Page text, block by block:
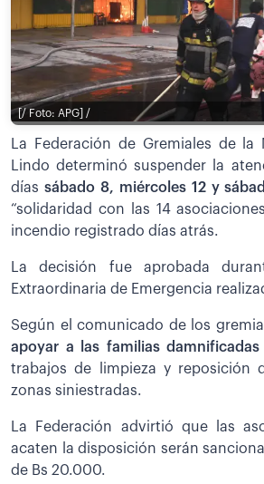
[/ Foto: APG] /
La Federación de Gremiales de la
Lindo determinó suspender la
días sábado 8, miércoles 12 y
“solidaridad con las 14
incendio registrado días atrás.
La decisión fue aprobada
Extraordinaria de Emergencia
Según el comunicado de los
apoyar a las familias damnificadas
trabajos de limpieza y reposición
zonas siniestradas.
La Federación advirtió que las
acaten la disposición serán
de Bs 20.000.